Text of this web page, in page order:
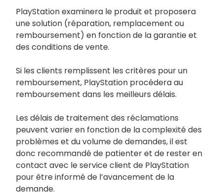
PlayStation examinera le produit et proposera
une solution (réparation, remplacement ou
remboursement) en fonction de la garantie et
des conditions de vente.
Si les clients remplissent les critères pour un
remboursement, PlayStation procédera au
remboursement dans les meilleurs délais.
Les délais de traitement des réclamations
peuvent varier en fonction de la complexité des
problèmes et du volume de demandes, il est
donc recommandé de patienter et de rester en
contact avec le service client de PlayStation
pour être informé de l’avancement de la
demande.